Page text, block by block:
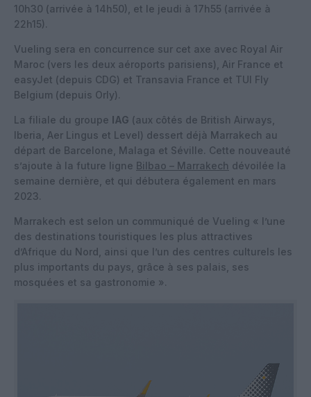
10h30 (arrivée à 14h50), et le jeudi à 17h55 (arrivée à
22h15).
Vueling sera en concurrence sur cet axe avec Royal Air
Maroc (vers les deux aéroports parisiens), Air France et
easyJet (depuis CDG) et Transavia France et TUI Fly
Belgium (depuis Orly).
La filiale du groupe IAG (aux côtés de British Airways,
Iberia, Aer Lingus et Level) dessert déjà Marrakech au
départ de Barcelone, Malaga et Séville. Cette nouveauté
s’ajoute à la future ligne Bilbao – Marrakech dévoilée la
semaine dernière, et qui débutera également en mars
2023.
Marrakech est selon un communiqué de Vueling « l’une
des destinations touristiques les plus attractives
d’Afrique du Nord, ainsi que l’un des centres culturels les
plus importants du pays, grâce à ses palais, ses
mosquées et sa gastronomie ».